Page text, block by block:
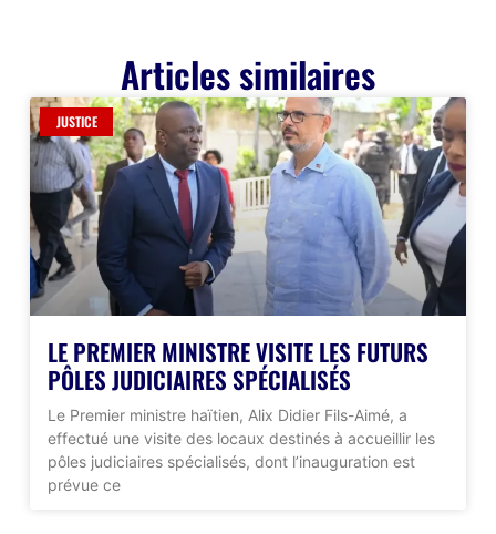
Articles similaires
JUSTICE
LE PREMIER MINISTRE VISITE LES FUTURS
PÔLES JUDICIAIRES SPÉCIALISÉS
Le Premier ministre haïtien, Alix Didier Fils-Aimé, a
effectué une visite des locaux destinés à accueillir les
pôles judiciaires spécialisés, dont l’inauguration est
prévue ce